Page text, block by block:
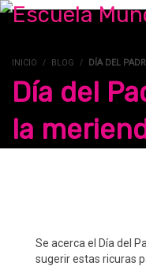
INICIO BLOG DÍA DEL
Día del
la
Se acerca el Día del
sugerir estas ricuras